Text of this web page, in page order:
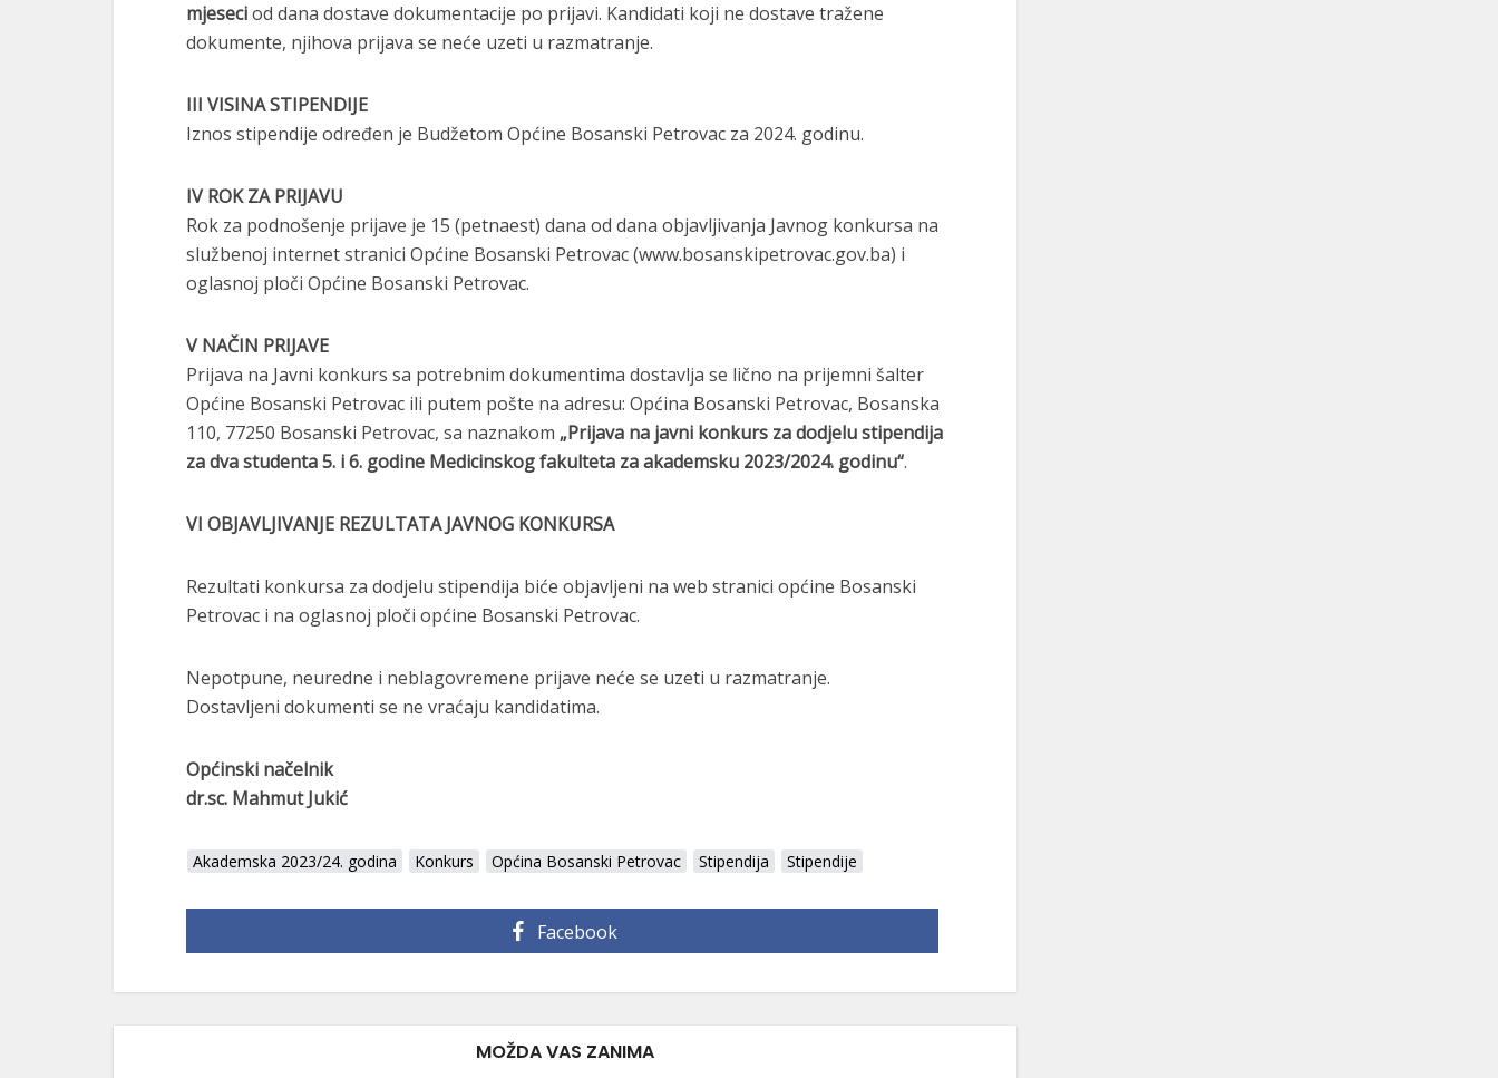
mjeseciod dana dostave dokumentacije po prijavi. Kandidati koji ne dostave tražene
dokumente, njihova prijava se neće uzeti u razmatranje.
III VISINA STIPENDIJE
Iznos stipendije određen je Budžetom Općine Bosanski Petrovac za 2024. godinu.
IV ROK ZA PRIJAVU
Rok za podnošenje prijave je 15 (petnaest) dana od dana objavljivanja Javnog konkursa na
službenoj internet stranici Općine Bosanski Petrovac (www.bosanskipetrovac.gov.ba) i
oglasnoj ploči Općine Bosanski Petrovac.
V NAČIN PRIJAVE
Prijava na Javni konkurs sa potrebnim dokumentima dostavlja se lično na prijemni šalter
Općine Bosanski Petrovac ili putem pošte na adresu: Općina Bosanski Petrovac, Bosanska
110, 77250 Bosanski Petrovac, sa naznakom „Prijava na javni konkurs za dodjelu stipendija
za dva studenta 5. i 6. godine Medicinskog fakulteta za akademsku 2023/2024. godinu“.
VI OBJAVLJIVANJE REZULTATA JAVNOG KONKURSA
Rezultati konkursa za dodjelu stipendija biće objavljeni na web stranici općine Bosanski
Petrovac i na oglasnoj ploči općine Bosanski Petrovac.
Nepotpune, neuredne i neblagovremene prijave neće se uzeti u razmatranje.
Dostavljeni dokumenti se ne vraćaju kandidatima.
Općinski načelnik
dr.sc. Mahmut Jukić
Akademska 2023/24. godina Konkurs Općina Bosanski Petrovac Stipendija Stipendije
Facebook
MOŽDA VAS ZANIMA